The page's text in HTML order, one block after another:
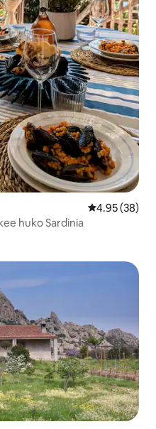
Ukadiriaji wa
4.95 (38)
huko Sardinia